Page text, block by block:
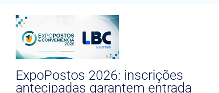
ExpoPostos 2026: inscrições
antecipadas garantem entrada